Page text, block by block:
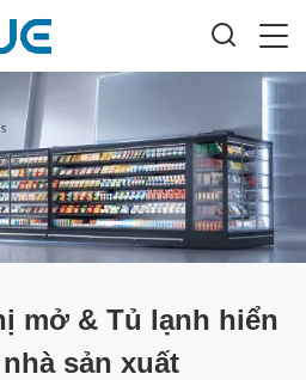
mở & Tủ lạnh hiển
sản xuất